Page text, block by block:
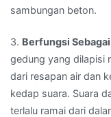
sambungan beton.
3. Berfungsi
gedung yang dilapisi
dari resapan air dan
kedap suara. Suara
terlalu ramai dari